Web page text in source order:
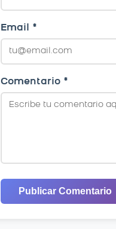
Email *
Comentario *
Publicar Comentario